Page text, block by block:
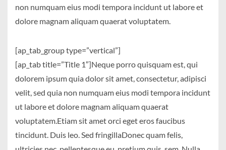
non numquam eius modi tempora incidunt ut labore et
dolore magnam aliquam quaerat voluptatem.
[ap_tab_group type=”vertical”]
[ap_tab title=”Title 1″]Neque porro quisquam est, qui
dolorem ipsum quia dolor sit amet, consectetur, adipisci
velit, sed quia non numquam eius modi tempora incidunt
ut labore et dolore magnam aliquam quaerat
voluptatem.Etiam sit amet orci eget eros faucibus
tincidunt. Duis leo. Sed fringillaDonec quam felis,